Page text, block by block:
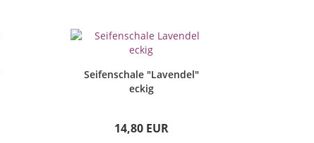
Seifenschale "Lavendel"
eckig
14,80 EUR